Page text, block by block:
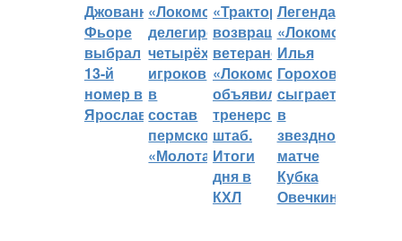
Джованни
Фьоре
выбрал
13-й
номер в
Ярославле
«Локомотив»
делегировал
четырёх
игроков
в
состав
пермского
«Молота»
«Трактор»
возвращает
ветеранов,
«Локомотив»
объявил
тренерский
штаб.
Итоги
дня в
КХЛ
Легенда
«Локомотива»
Илья
Горохов
сыграет
в
звездном
матче
Кубка
Овечкина